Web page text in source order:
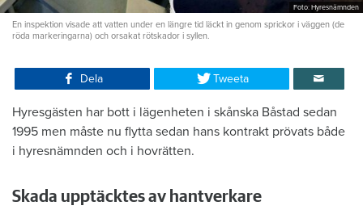
Foto: Hyresnämnden
En inspektion visade att vatten under en längre tid läckt in genom sprickor i väggen (de
röda markeringarna) och orsakat rötskador i syllen.
Dela Tweeta
Hyresgästen har bott i lägenheten i skånska Båstad sedan
1995 men måste nu flytta sedan hans kontrakt prövats både
i hyresnämnden och i hovrätten.
Skada upptäcktes av hantverkare